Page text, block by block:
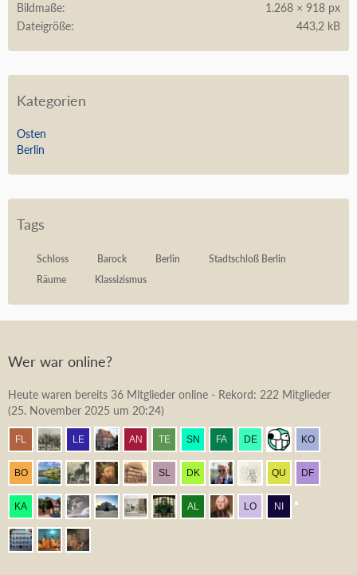
Bildmaße
1.268 × 918 px
Dateigröße
443,2 kB
Kategorien
Osten
Berlin
Tags
Schloss Barock Berlin
Stadtschloß Berlin
Räume
Klassizismus
Wer war online?
Heute waren bereits 36 Mitglieder online - Rekord: 222 Mitglieder
(25. November 2025 um 20:24)